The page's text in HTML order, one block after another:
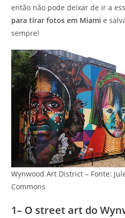
então não pode deixar de ir a
para tirar fotos em Miami e
sempre!
Wynwood Art District – Fonte:
Commons
1– O street art do